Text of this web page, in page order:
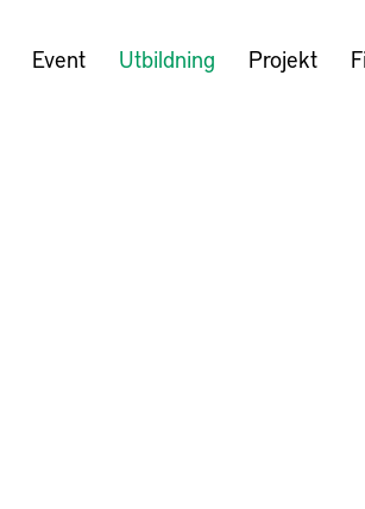
Event Utbildning Projekt